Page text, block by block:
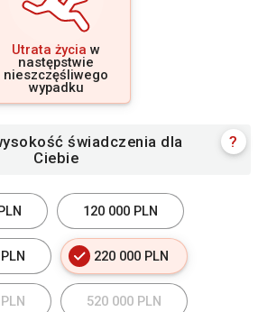
Utrata życia w
następstwie
nieszczęśliwego
wypadku
świadczenia dla
Ciebie
?
120 000 PLN
220 000 PLN
520 000 PLN